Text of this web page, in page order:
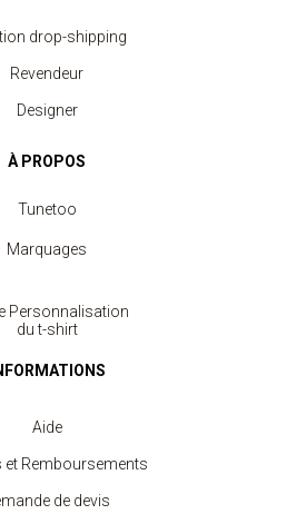
drop-shipping
Revendeur
Designer
À PROPOS
Tunetoo
Marquages
Personnalisation
du t-shirt
Aide
et Remboursements
de devis